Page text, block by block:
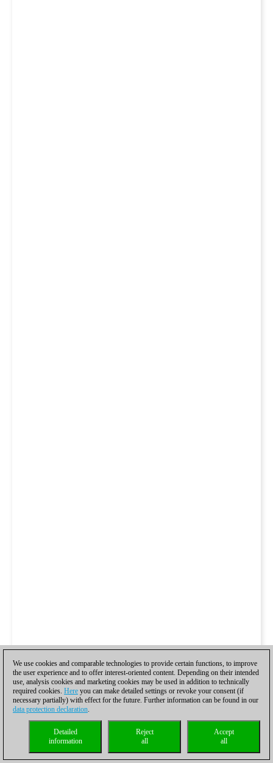
We use cookies and comparable technologies to provide certain functions, to improve
the user experience and to offer interest-oriented content. Depending on their intended
use, analysis cookies and marketing cookies may be used in addition to technically
required cookies. Here you can make detailed settings or revoke your consent (if
necessary partially) with effect for the future. Further information can be found in our
data protection declaration.
Accept
all
Reject
all
Detailed
information